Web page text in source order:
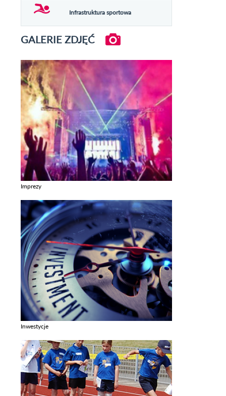
Infrastruktura sportowa
GALERIE ZDJĘĆ
Imprezy
Inwestycje